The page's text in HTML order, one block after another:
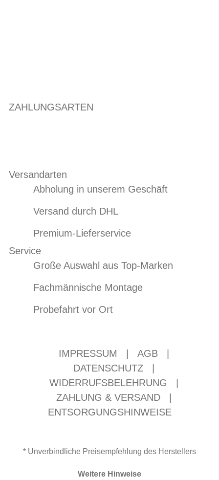
ZAHLUNGSARTEN
Versandarten
Abholung in unserem Geschäft
Versand durch DHL
Premium-Lieferservice
Service
Große Auswahl aus Top-Marken
Fachmännische Montage
Probefahrt vor Ort
IMPRESSUM AGB
DATENSCHUTZ
WIDERRUFSBELEHRUNG
ZAHLUNG & VERSAND
ENTSORGUNGSHINWEISE
* Unverbindliche Preisempfehlung des Herstellers
Weitere Hinweise